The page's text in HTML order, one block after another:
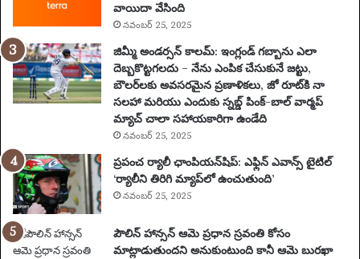
వే
ది
క
లు
యు
ము
ఖ్య
సం
ఘ
ట
న
వాయిదా వేసింది
నవంబర్ 25, 2025
జిమ్మీ అండర్సన్ కాలమ్: ఇంగ్లండ్ గబ్బాను ఎలా
దెబ్బకొట్టగలదు – నేను ఎంపిక చేసుకునే జట్టు,
బౌలర్‌లకు అవసరమైన ప్రణాళికలు, జో రూట్‌కి నా
సలహా మరియు ఎందుకు స్నబ్డ్ పింక్-బాల్ వార్మప్
మ్యాచ్ చాలా సహాయకారిగా ఉండేది
నవంబర్ 25, 2025
ప్రపంచ ర్యాలీ ఛాంపియన్‌షిప్: ఎఫ్లిన్ ఎవాన్స్ టైటిల్
‘ర్యాలీని తిరిగి మ్యాప్‌లో ఉంచుతుంది’
నవంబర్ 25, 2025
పౌలిన్ హాన్సన్ ఆమె ప్రధాన స్రవంతి కోసం
మాట్లాడుతుందని అనుకుంటుంది కానీ ఆమె బురఖా